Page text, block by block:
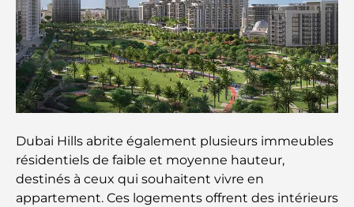
sélection pour 2026
Comment obtenir un prêt immobilier à Dubaï : le
guide ultime
Plan directeur de Tilal Al Ghaf : une nouvelle
Maisons conformes au Vastu : Guide pratique pour
créer équilibre et harmonie
Dubai Hills abrite également plusieurs immeubles
résidentiels de faible et moyenne hauteur,
destinés à ceux qui souhaitent vivre en
appartement. Ces logements offrent des intérieurs